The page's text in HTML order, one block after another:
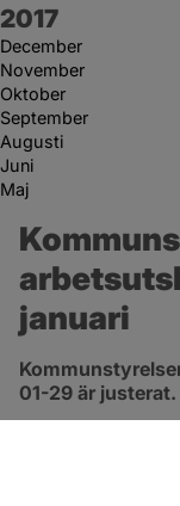
År:
2017
December
November
Oktober
September
Augusti
Juni
Maj
januari
01-29 är justerat.